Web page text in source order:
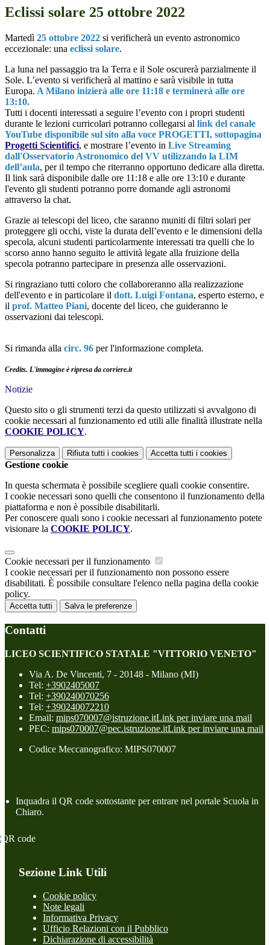
Eclissi solare 25 ottobre 2022
Martedì 25 ottobre 2022 si verificherà un evento astronomico
eccezionale: una eclissi solare.
La luna nel passaggio tra la Terra e il Sole oscurerà parzialmente il
Sole. L’evento si verificherà al mattino e sarà visibile in tutta
Europa. A Milano inizierà alle ore 11:18 e terminerà alle ore
13:10.
Tutti i docenti interessati a seguire l’evento con i propri studenti
durante le lezioni curricolari potranno collegarsi al link del canale
YouTube disponibile sul sito alla voce PROGETTI, sottopagina
Progetti Scientifici, e mostrare l’evento in Live Streaming
dall'Osservatorio Astronomico del VV utilizzando la LIM
dell’aula, per il tempo che riterranno opportuno dedicare alla diretta.
Il link sarà disponibile dalle ore 11:18 e alle ore 13:10 e durante
l'evento gli studenti potranno porre domande agli astronomi
attraverso la chat.
Grazie ai telescopi del liceo, che saranno muniti di filtri solari per
proteggere gli occhi, viste la durata dell’evento e le dimensioni della
specola, alcuni studenti particolarmente interessati tra quelli che lo
scorso anno hanno seguito le attività legate alla fruizione della
specola potranno partecipare in presenza alle osservazioni.
Si ringraziano tutti coloro che collaboreranno alla realizzazione
dell'evento e in particolare il dott. Luigi Fontana, esperto esterno, e
il prof. Matteo Piani, docente del liceo, che guideranno le
osservazioni dai telescopi.
Si rimanda alla circ. 96 per l'informazione completa.
Credits. L'immagine è ripresa da corriere.it
Notizie
Questo sito o gli strumenti terzi da questo utilizzati si avvalgono di
cookie necessari al funzionamento ed utili alle finalità illustrate nella
COOKIE POLICY.
Personalizza Rifiuta tutti i cookies Accetta tutti i cookies
Gestione cookie
In questa schermata è possibile scegliere quali cookie consentire.
I cookie necessari sono quelli che consentono il funzionamento della
piattaforma e non è possibile disabilitarli.
Per conoscere quali sono i cookie necessari al funzionamento potete
visionare la COOKIE POLICY.
Cookie necessari per il funzionamento
I cookie necessari per il funzionamento non possono essere
disabilitati. È possibile consultare l'elenco nella pagina della cookie
policy.
Accetta tutti Salva le preferenze
Contatti
LICEO SCIENTIFICO STATALE "VITTORIO VENETO"
Via A. De Vincenti, 7 - 20148 - Milano (MI)
Tel: +3902405007
Tel: +390240070256
Tel: +390240072210
Email: mips070007@istruzione.itLink per inviare una mail
PEC: mips070007@pec.istruzione.itLink per inviare una mail
Codice Meccanografico: MIPS070007
Inquadra il QR code sottostante per entrare nel portale Scuola in
Chiaro.
Sezione Link Utili
Cookie policy
Note legali
Informativa Privacy
Ufficio Relazioni con il Pubblico
Dichiarazione di accessibilità